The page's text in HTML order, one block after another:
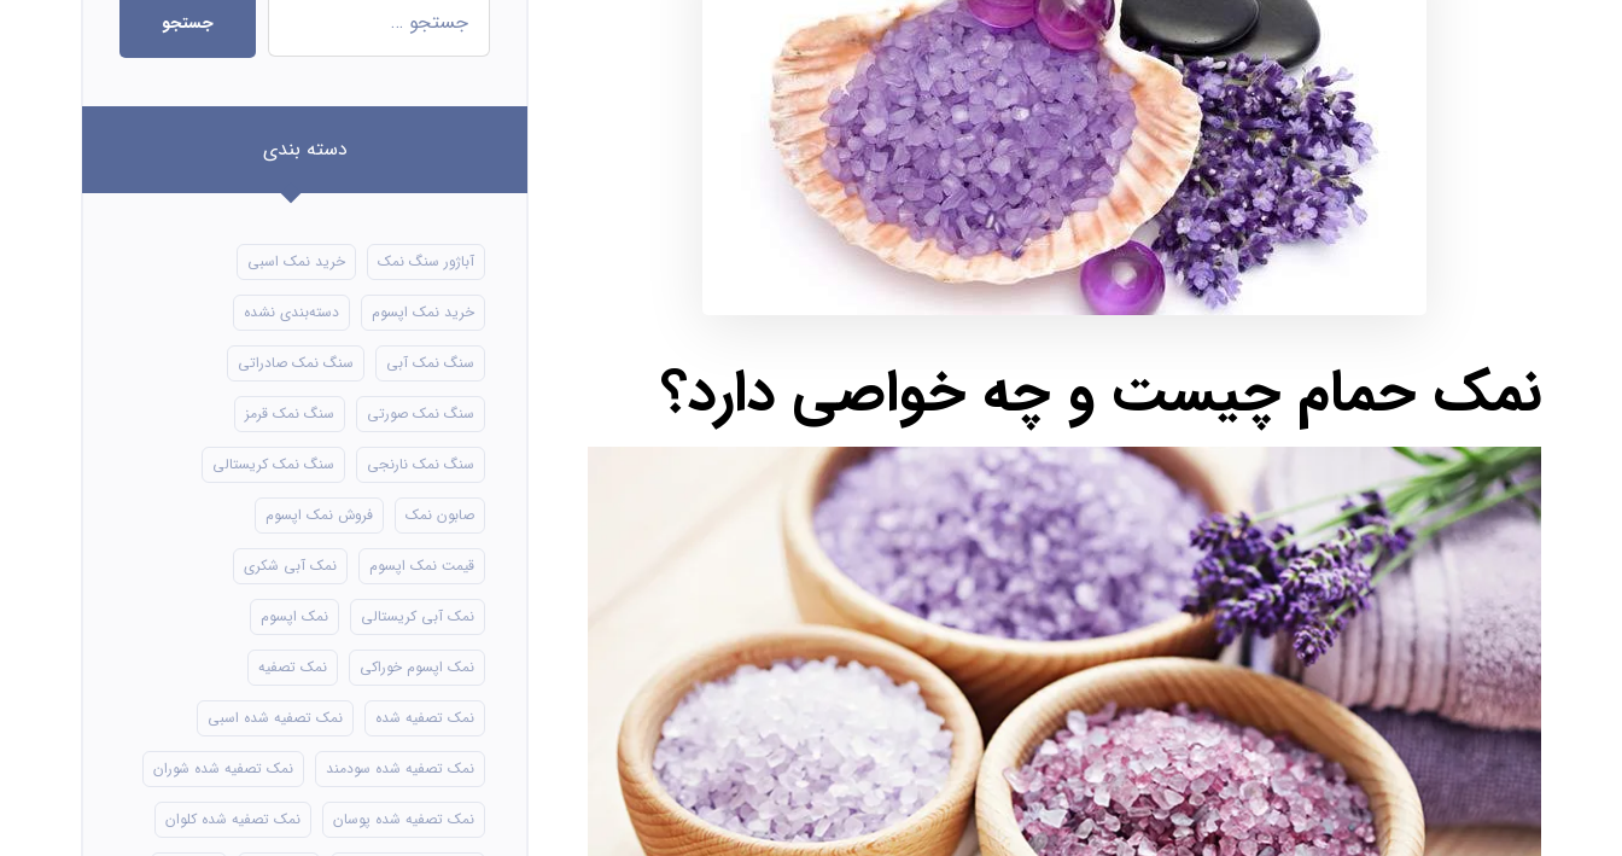
نمک حمام چیست و چه خواصی دارد؟
جستجو
دسته بندی
آباژور سنگ نمک خرید نمک اسبی
خرید نمک اپسوم دسته‌بندی نشده
سنگ نمک آبی سنگ نمک صادراتی
سنگ نمک صورتی سنگ نمک قرمز
سنگ نمک نارنجی سنگ نمک کریستالی
صابون نمک فروش نمک اپسوم
قیمت نمک اپسوم نمک آبی شکری
نمک آبی کریستالی نمک اپسوم
نمک اپسوم خوراکی نمک تصفیه
نمک تصفیه شده نمک تصفیه شده اسبی
نمک تصفیه شده سودمند نمک تصفیه شده شوران
نمک تصفیه شده پوسان نمک تصفیه شده کلوان